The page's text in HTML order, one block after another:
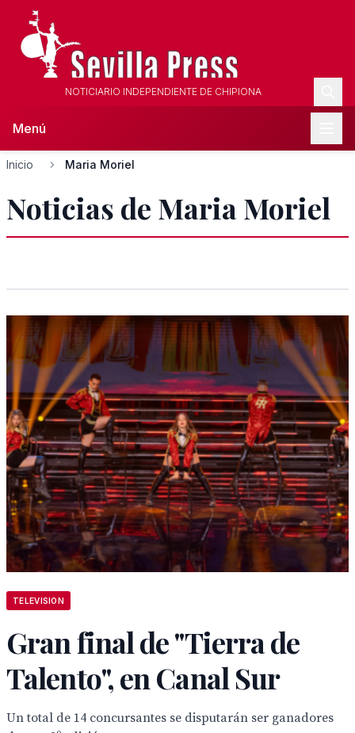
NOTICIARIO INDEPENDIENTE DE CHIPIONA
Menú
Inicio Maria Moriel
Noticias de Maria Moriel
TELEVISION
Gran final de "Tierra de
Talento", en Canal Sur
Un total de 14 concursantes se disputarán ser ganadores